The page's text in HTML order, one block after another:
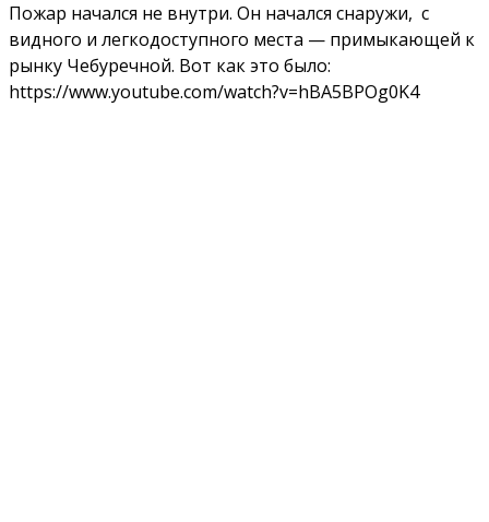
Пожар начался не внутри. Он начался снаружи, с
видного и легкодоступного места — примыкающей к
рынку Чебуречной. Вот как это было:
https://www.youtube.com/watch?v=hBA5BPOg0K4